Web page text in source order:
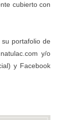
cubierto con
portafolio de
y/o
) y Facebook